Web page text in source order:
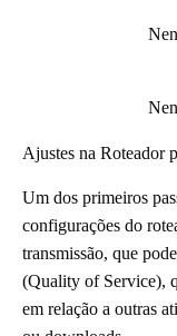
Ajustes na Roteador
Um dos primeiros
configurações do
transmissão, que
(Quality of Service),
em relação a outras